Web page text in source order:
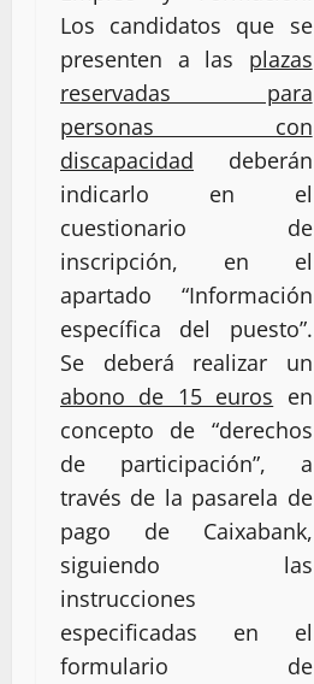
Los candidatos que se
presenten a las plazas
reservadas para
personas con
discapacidad deberán
indicarlo en el
cuestionario de
inscripción, en el
apartado “Información
específica del puesto”.
Se deberá realizar un
abono de 15 euros en
concepto de “derechos
de participación”, a
través de la pasarela de
pago de Caixabank,
siguiendo las
instrucciones
especificadas en el
formulario de